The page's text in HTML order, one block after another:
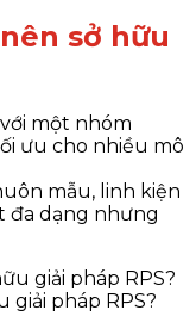
sở hữu
một nhóm
ưu cho nhiều mô
mẫu, linh kiện
đa dạng nhưng
giải pháp RPS?